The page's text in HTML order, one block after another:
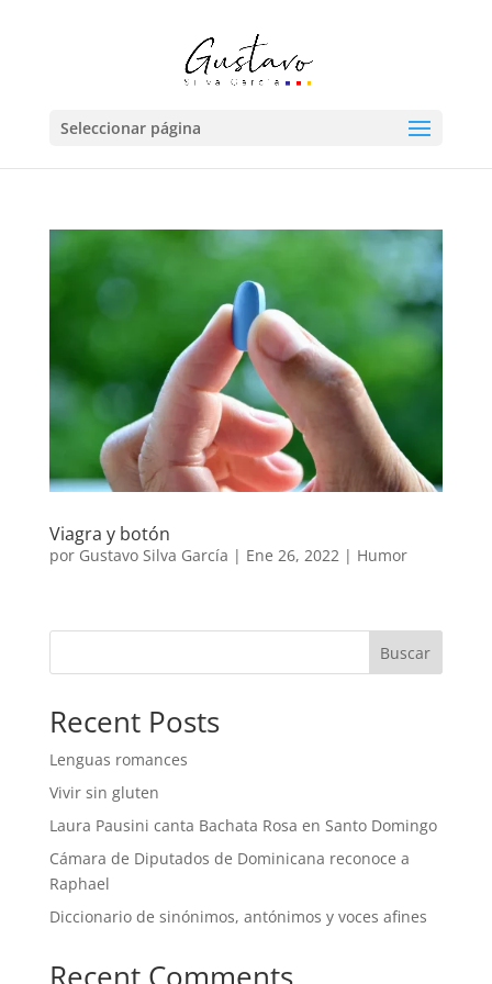
Seleccionar página
Viagra y botón
por Gustavo Silva García | Ene 26, 2022| Humor
Buscar
Recent Posts
Lenguas romances
Vivir sin gluten
Laura Pausini canta Bachata Rosa en Santo Domingo
Cámara de Diputados de Dominicana reconoce a
Raphael
Diccionario de sinónimos, antónimos y voces afines